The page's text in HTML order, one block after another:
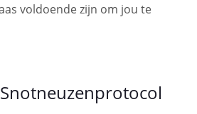
voldoende zijn om jou te